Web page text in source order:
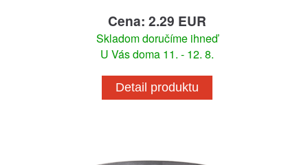
Cena: 2.29 EUR
Skladom doručíme ihneď
U Vás doma 11. - 12. 8.
Detail produktu